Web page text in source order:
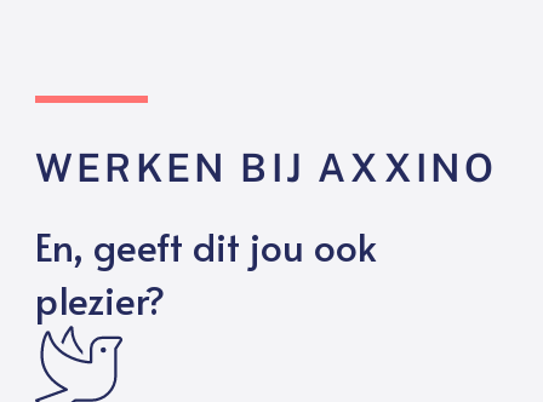
WERKEN BIJ AXXINO
En, geeft dit jou ook
plezier?